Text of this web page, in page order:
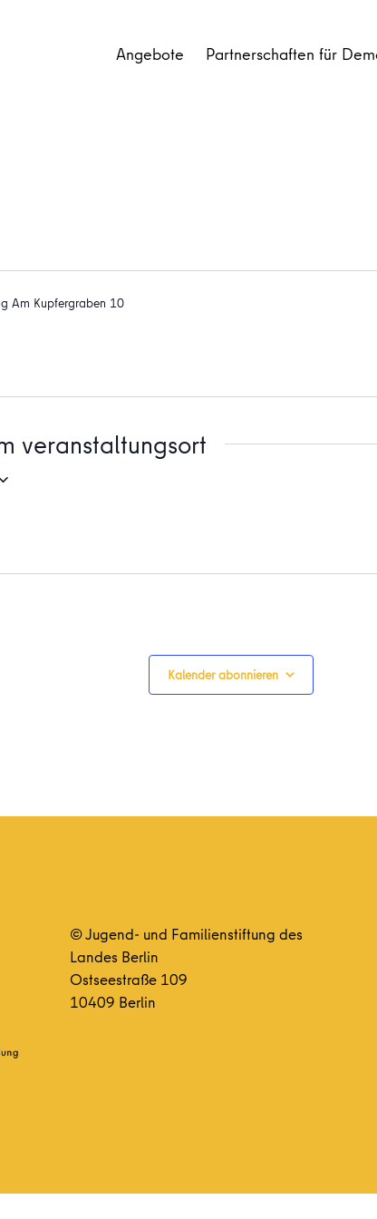
Angebote Partnerschaften für
Am Kupfergraben 10
veranstaltungsort
Kalender abonnieren
© Jugend- und Familienstiftung des
Landes Berlin
Ostseestraße 109
10409 Berlin